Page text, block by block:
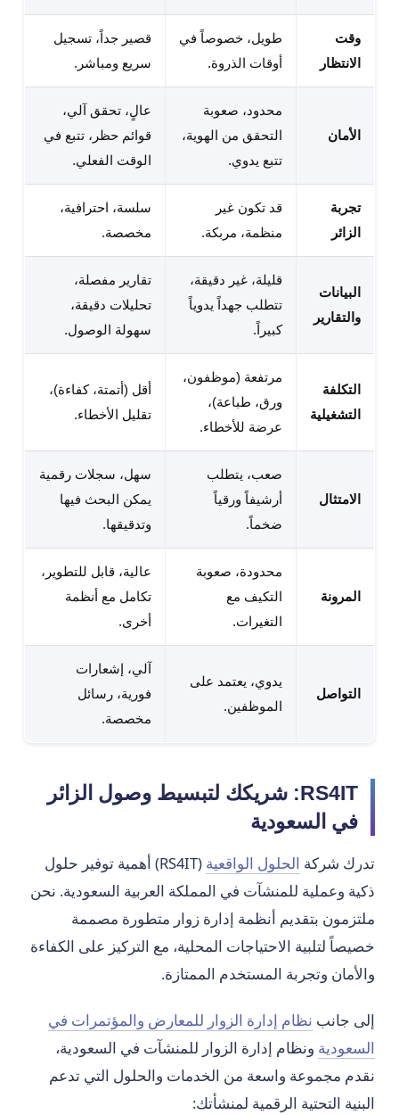
وقت
الانتظار
طويل، خصوصاً في
أوقات الذروة.
قصير جداً، تسجيل
سريع ومباشر.
الأمان
محدود، صعوبة
التحقق من الهوية،
تتبع يدوي.
عالٍ، تحقق آلي،
قوائم حظر، تتبع في
الوقت الفعلي.
تجربة
الزائر
قد تكون غير
منظمة، مربكة.
سلسة، احترافية،
مخصصة.
البيانات
والتقارير
قليلة، غير دقيقة،
تتطلب جهداً يدوياً
كبيراً.
تقارير مفصلة،
تحليلات دقيقة،
سهولة الوصول.
التكلفة
التشغيلية
مرتفعة (موظفون،
ورق، طباعة)،
عرضة للأخطاء.
أقل (أتمتة، كفاءة)،
تقليل الأخطاء.
الامتثال
صعب، يتطلب
أرشيفاً ورقياً
ضخماً.
سهل، سجلات رقمية
يمكن البحث فيها
وتدقيقها.
المرونة
محدودة، صعوبة
التكيف مع
التغيرات.
عالية، قابل للتطوير،
تكامل مع أنظمة
أخرى.
التواصل
يدوي، يعتمد على
الموظفين.
آلي، إشعارات
فورية، رسائل
مخصصة.
RS4IT: شريكك لتبسيط وصول الزائر
في السعودية
تدرك شركة الحلول الواقعية
(RS4IT) أهمية توفير حلول
ذكية وعملية للمنشآت في المملكة العربية السعودية. نحن
ملتزمون بتقديم أنظمة إدارة زوار متطورة مصممة
خصيصاً لتلبية الاحتياجات المحلية، مع التركيز على الكفاءة
والأمان وتجربة المستخدم الممتازة.
إلى جانب نظام إدارة الزوار للمعارض والمؤتمرات في
السعودية ونظام إدارة الزوار للمنشآت في السعودية،
نقدم مجموعة واسعة من الخدمات والحلول التي تدعم
البنية التحتية الرقمية لمنشأتك: